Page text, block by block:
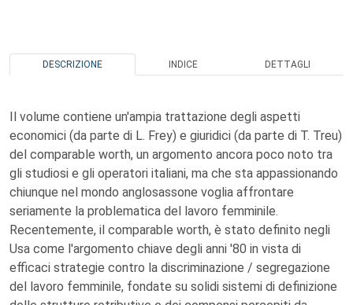
DESCRIZIONE INDICE DETTAGLI
Il volume contiene un'ampia trattazione degli aspetti
economici (da parte di L. Frey) e giuridici (da parte di T. Treu)
del comparable worth, un argomento ancora poco noto tra
gli studiosi e gli operatori italiani, ma che sta appassionando
chiunque nel mondo anglosassone voglia affrontare
seriamente la problematica del lavoro femminile.
Recentemente, il comparable worth, è stato definito negli
Usa come l'argomento chiave degli anni '80 in vista di
efficaci strategie contro la discriminazione / segregazione
del lavoro femminile, fondate su solidi sistemi di definizione